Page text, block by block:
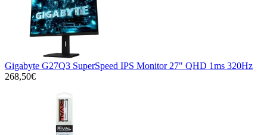
Gigabyte G27Q3 SuperSpeed IPS Monitor 27" QHD 1ms 320Hz
268,50€